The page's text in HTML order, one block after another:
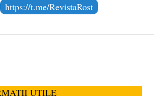
https://t.me/RevistaRost
UTILE